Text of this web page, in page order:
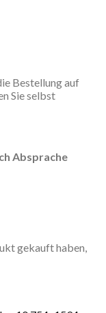
Bestellung auf
Sie selbst
Absprache
gekauft haben,